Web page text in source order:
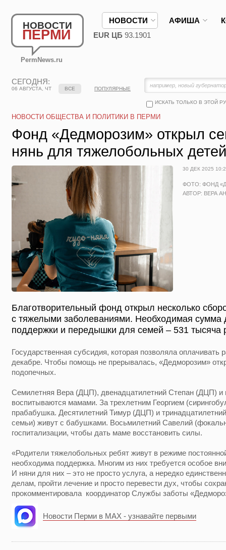
НОВОСТИ
ПЕРМИ
PermNews.ru
НОВОСТИ АФИША
EUR ЦБ 93.1901
СЕГОДНЯ:
06 АВГУСТА, ЧТ
ИСКАТЬ ТОЛЬКО В ЭТОЙ
ВСЕ ПОПУЛЯРНЫЕ
НОВОСТИ ОБЩЕСТВА И ПОЛИТИКИ В ПЕРМИ
Фонд «Дедморозим» открыл
нянь для тяжелобольных детей
30 ДЕК 2025
ФОТО: ФОНД
АВТОР: ВЕРА
Благотворительный фонд открыл несколько
с тяжелыми заболеваниями. Необходимая сумма
поддержки и передышки для семей – 531 тысяча
Государственная субсидия, которая позволяла оплачивать
декабре. Чтобы помощь не прерывалась, «Дедморозим»
подопечных.
Семилетняя Вера (ДЦП), двенадцатилетний Степан (ДЦП) и
воспитываются мамами. За трехлетним Георгием
прабабушка. Десятилетний Тимур (ДЦП) и
семьи) живут с бабушками. Восьмилетний Савелий
госпитализации, чтобы дать маме восстановить силы.
«Родители тяжелобольных ребят живут в режиме
необходима поддержка. Многим из них требуется особое
И няни для них – это не просто услуга, а нередко
делам, пройти лечение и просто перевести дух, чтобы
прокомментировала координатор Службы заботы
Новости Перми в MAX - узнавайте первыми